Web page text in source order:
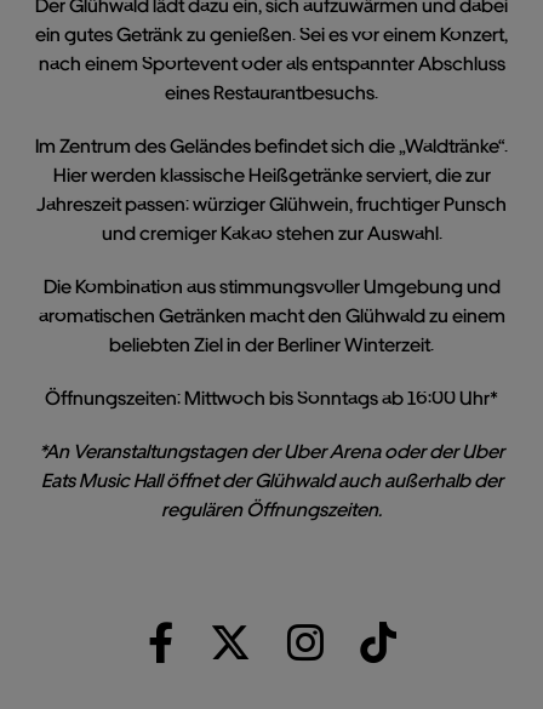
Der Glühwald lädt dazu ein, sich aufzuwärmen und dabei
ein gutes Getränk zu genießen. Sei es vor einem Konzert,
nach einem Sportevent oder als entspannter Abschluss
eines Restaurantbesuchs.
Im Zentrum des Geländes befindet sich die „Waldtränke“.
Hier werden klassische Heißgetränke serviert, die zur
Jahreszeit passen: würziger Glühwein, fruchtiger Punsch
und cremiger Kakao stehen zur Auswahl.
Die Kombination aus stimmungsvoller Umgebung und
aromatischen Getränken macht den Glühwald zu einem
beliebten Ziel in der Berliner Winterzeit.
Öffnungszeiten:Mittwoch bis Sonntags ab 16:00 Uhr*
*An Veranstaltungstagen der Uber Arena oder der Uber
Eats Music Hall öffnet der Glühwald auch außerhalb der
regulären Öffnungszeiten.